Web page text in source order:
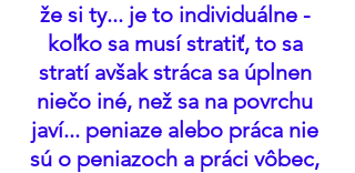
že si ty... je to individuálne -
koľko sa musí stratiť, to sa
stratí avšak stráca sa úplnen
niečo iné, než sa na povrchu
javí... peniaze alebo práca nie
sú o peniazoch a práci vôbec,